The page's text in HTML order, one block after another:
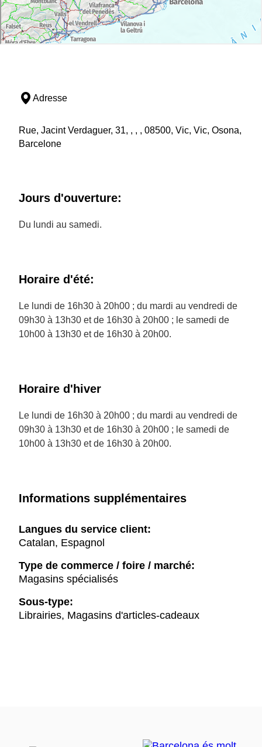
Adresse
Rue, Jacint Verdaguer, 31, , , , 08500, Vic, Vic, Osona,
Barcelone
Jours d'ouverture:
Du lundi au samedi.
Horaire d'été:
Le lundi de 16h30 à 20h00 ; du mardi au vendredi de
09h30 à 13h30 et de 16h30 à 20h00 ; le samedi de
10h00 à 13h30 et de 16h30 à 20h00.
Horaire d'hiver
Le lundi de 16h30 à 20h00 ; du mardi au vendredi de
09h30 à 13h30 et de 16h30 à 20h00 ; le samedi de
10h00 à 13h30 et de 16h30 à 20h00.
Informations supplémentaires
Langues du service client:
Catalan, Espagnol
Type de commerce / foire / marché:
Magasins spécialisés
Sous-type:
Librairies, Magasins d'articles-cadeaux